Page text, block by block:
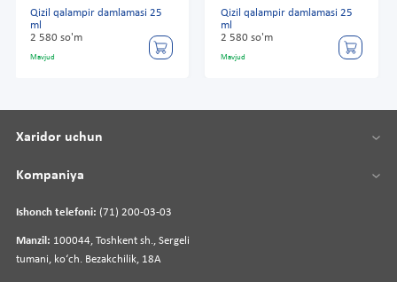
Qizil qalampir damlamasi 25
ml
2 580 so'm
Mavjud
Qizil qalampir damlamasi 25
ml
2 580 so'm
Mavjud
Ishonch telefoni: (71) 200-03-03
Manzil: 100044, Toshkent sh., Sergeli
tumani, koʻch. Bezakchilik, 18A
Xaridor uchun
Kompaniya